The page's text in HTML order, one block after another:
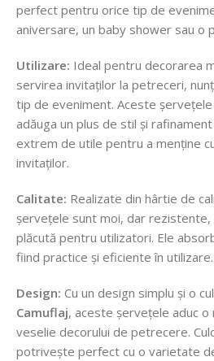
perfect pentru orice tip de
aniversare, un baby shower sau o
Utilizare: Ideal pentru decorarea
servirea invitaților la petreceri,
tip de eveniment. Aceste
adăuga un plus de stil și
extrem de utile pentru a menține
invitaților.
Calitate: Realizate din hârtie de
șervețele sunt moi, dar
plăcută pentru utilizatori. Ele
fiind practice și eficiente în utilizare.
Design: Cu un design simplu și o
Camuflaj, aceste șervețele aduc
veselie decorului de petrecere.
potrivește perfect cu o varietate